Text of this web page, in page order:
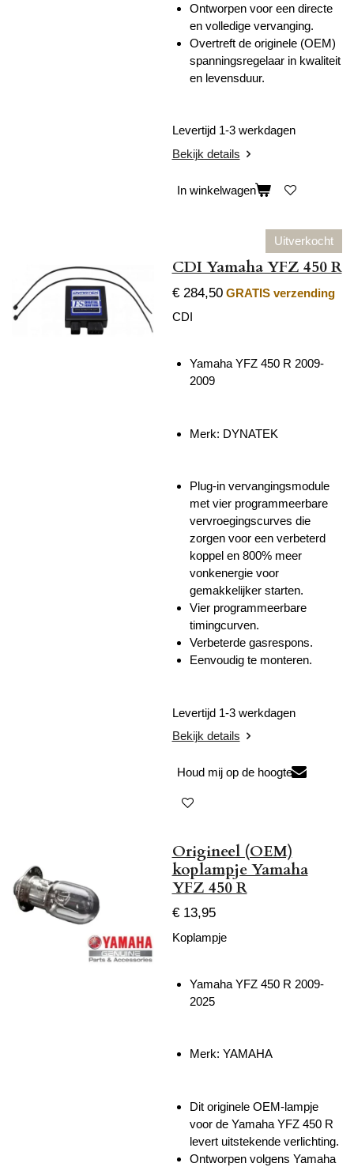
Ontworpen voor een directe
en volledige vervanging.
Overtreft de originele (OEM)
spanningsregelaar in kwaliteit
en levensduur.
Levertijd 1-3 werkdagen
Bekijk details
In winkelwagen
Uitverkocht
CDI Yamaha YFZ 450 R
€ 284,50 GRATIS verzending
CDI
Yamaha YFZ 450 R 2009-
2009
Merk: DYNATEK
Plug-in vervangingsmodule
met vier programmeerbare
vervroegingscurves die
zorgen voor een verbeterd
koppel en 800% meer
vonkenergie voor
gemakkelijker starten.
Vier programmeerbare
timingcurven.
Verbeterde gasrespons.
Eenvoudig te monteren.
Levertijd 1-3 werkdagen
Bekijk details
Houd mij op de hoogte
Origineel (OEM)
koplampje Yamaha
YFZ 450 R
€ 13,95
Koplampje
Yamaha YFZ 450 R 2009-
2025
Merk: YAMAHA
Dit originele OEM-lampje
voor de Yamaha YFZ 450 R
levert uitstekende verlichting.
Ontworpen volgens Yamaha